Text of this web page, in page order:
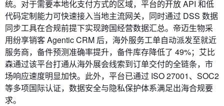
统。对于需要本地化支付方式的区域，平台的开放 API 和低
代码定制能力可快速接入当地主流网关，同时通过 DSS 数据
同步工具在合规前提下实现跨国经营数据汇总。帝迈生物采
用纷享销客 Agentic CRM 后，海外服务工单自动派发至就近
服务商，备件预测准确率提升，备件库存降低了 49%；艾比
森通过该平台打通从海外展会线索到订单交付的全链条，市
场响应速度明显加快。此外，平台已通过 ISO 27001、SOC2
等多项国际认证，数据安全与隐私保护体系满足出海合规要
求。